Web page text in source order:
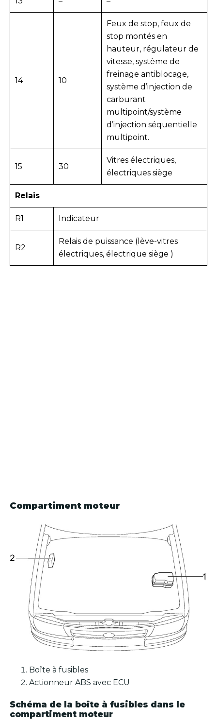
14 10
Feux de stop, feux de
stop montés en
hauteur, régulateur de
vitesse, système de
freinage antiblocage,
système d’injection de
carburant
multipoint/système
d’injection séquentielle
multipoint.
15 30
Vitres électriques,
électriques siège
Relais
R1 Indicateur
R2
Relais de puissance (lève-vitres
électriques, électrique siège )
Compartiment moteur
Boîte à fusibles
Actionneur ABS avec ECU
Schéma de la boîte à fusibles dans le
compartiment moteur